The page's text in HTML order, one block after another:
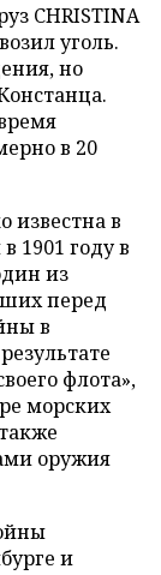
CHRISTINA
уголь.
но
в 20
известна в
1901 году в
из
перед
в
флота»,
морских
оружия
и